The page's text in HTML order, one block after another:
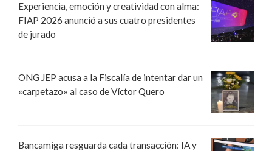
Experiencia, emoción y creatividad con alma:
FIAP 2026 anunció a sus cuatro presidentes
de jurado
ONG JEP acusa a la Fiscalía de intentar dar un
«carpetazo» al caso de Víctor Quero
Bancamiga resguarda cada transacción: IA y